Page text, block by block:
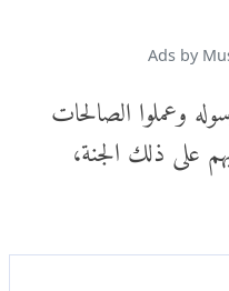
Ads by
وعملوا الصالحات
على ذلك الجنة،